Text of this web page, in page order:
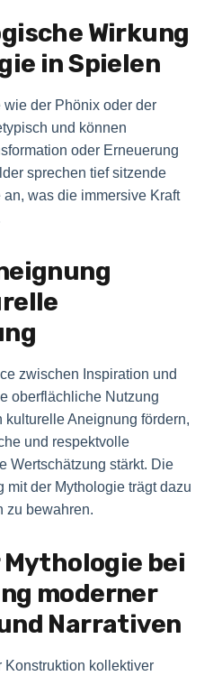
Wirkung
in Spielen
der Phönix oder der
und können
oder Erneuerung
sprechen tief sitzende
was die immersive Kraft
zwischen Inspiration und
oberflächliche Nutzung
kulturelle Aneignung fördern,
und respektvolle
Wertschätzung stärkt. Die
mit der Mythologie trägt dazu
zu bewahren.
Mythologie bei
moderner
Narrativen
Konstruktion kollektiver